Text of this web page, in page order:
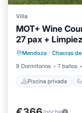
Villa
MOT+ Wine
27 pax +
Mendoza · Chacras
9 Dormitorios
7 baños
Piscina privada
Piscina
/noche